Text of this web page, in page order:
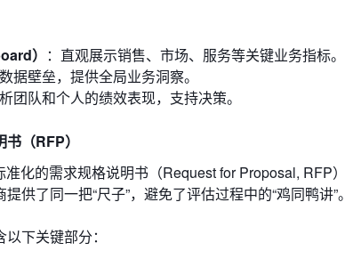
） ：直观展示销售、市场、服务等关键业务指标。
据壁垒，提供全局业务洞察。
团队和个人的绩效表现，支持决策。
（RFP）
化的需求规格说明书（Request for Proposal, RFP
供了同一把“尺子”，避免了评估过程中的“鸡同鸭讲”。
下关键部分：